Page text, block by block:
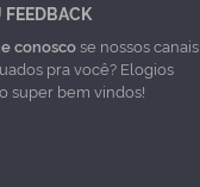
FEEDBACK
conoscose nossos canais
pra você? Elogios
super bem vindos!